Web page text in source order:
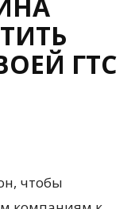
ГТС
чтобы